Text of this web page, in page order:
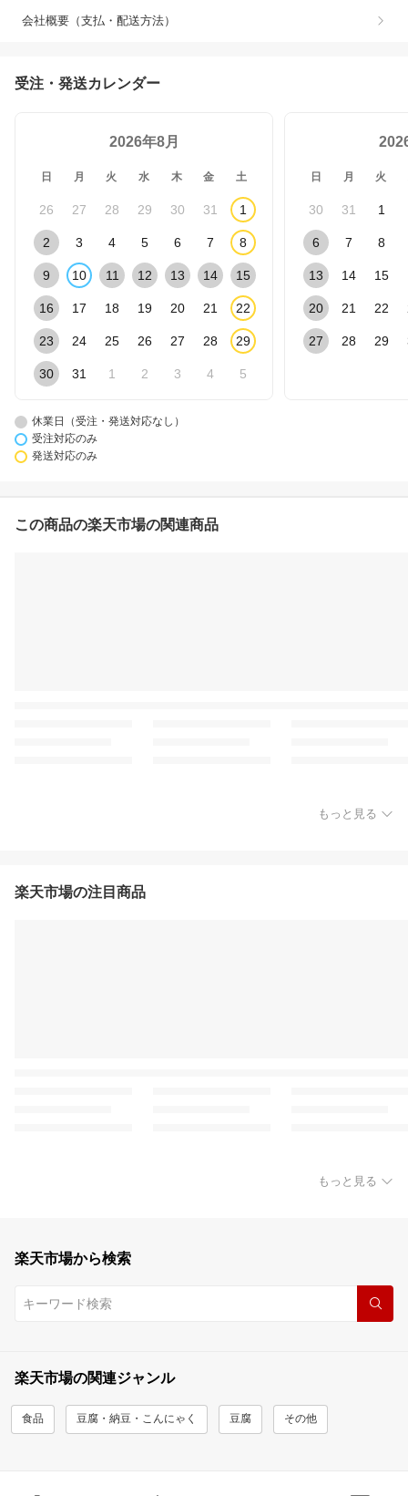
会社概要（支払・配送方法）
受注・発送カレンダー
2026年8月
日 月 火 水 木 金 土
26 27 28 29 30 31 1
2 3 4 5 6 7 8
9 10 11 12 13 14 15
16 17 18 19 20 21 22
23 24 25 26 27 28 29
30 31 1 2 3 4 5
日 月 火
30 31 1
6 7 8
13 14 15
20 21 22
27 28 29
休業日（受注・発送対応なし）
受注対応のみ
発送対応のみ
この商品の楽天市場の関連商品
もっと見る
楽天市場の注目商品
もっと見る
楽天市場から検索
楽天市場の関連ジャンル
食品 豆腐・納豆・こんにゃく 豆腐 その他